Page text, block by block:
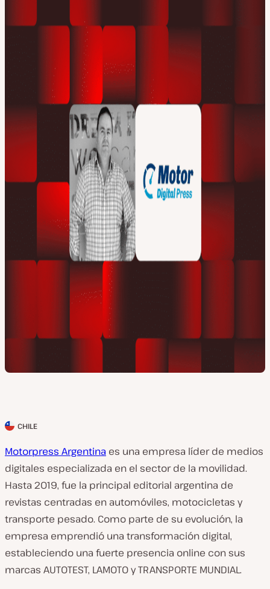
P
a
í
s
d
e
l
c
l
CHILE
Motorpress Argentina es una empresa líder de medios
digitales especializada en el sector de la movilidad.
Hasta 2019, fue la principal editorial argentina de
revistas centradas en automóviles, motocicletas y
transporte pesado. Como parte de su evolución, la
empresa emprendió una transformación digital,
estableciendo una fuerte presencia online con sus
marcas AUTOTEST, LAMOTO y TRANSPORTE MUNDIAL.